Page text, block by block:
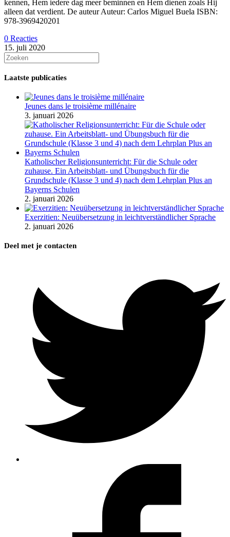
kennen, Hem iedere dag meer beminnen en Hem dienen zoals Hij
alleen dat verdient. De auteur Auteur: Carlos Miguel Buela ISBN:
978-3969420201
0 Reacties
15. juli 2020
Laatste publicaties
Jeunes dans le troisième millénaire
3. januari 2026
Katholischer Religionsunterricht: Für die Schule oder
zuhause. Ein Arbeitsblatt- und Übungsbuch für die
Grundschule (Klasse 3 und 4) nach dem Lehrplan Plus an
Bayerns Schulen
2. januari 2026
Exerzitien: Neuübersetzung in leichtverständlicher Sprache
2. januari 2026
Deel met je contacten